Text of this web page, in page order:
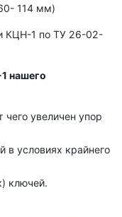
114 мм)
КЦН-1 по ТУ 26-02-
нашего
чего увеличен упор
в условиях крайнего
ключей.